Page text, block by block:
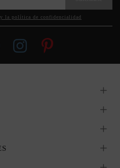
la política de confidencialidad